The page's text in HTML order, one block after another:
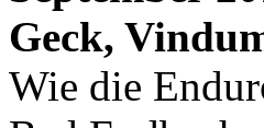
Geck,
Wie die